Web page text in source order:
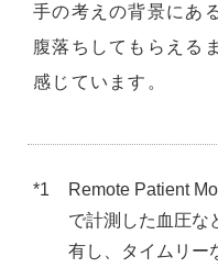
手の考えの背景にあ
腹落ちしてもらえる
感じています。
*1
Remote Patient
で計測した血圧な
有し、タイムリー